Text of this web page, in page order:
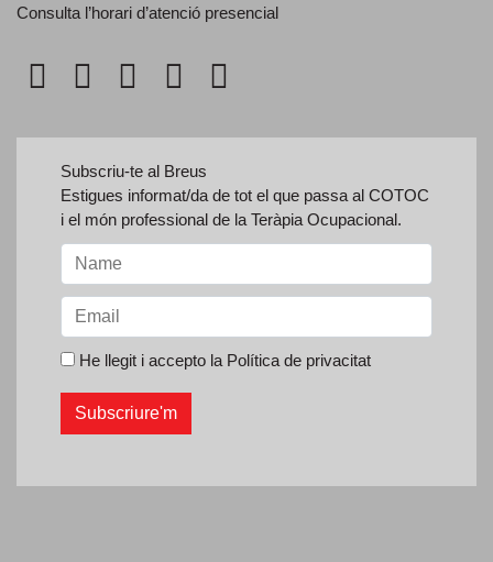
Consulta l’horari d’atenció presencial
Subscriu-te al Breus
Estigues informat/da de tot el que passa al COTOC
i el món professional de la Teràpia Ocupacional.
He llegit i accepto la Política de privacitat